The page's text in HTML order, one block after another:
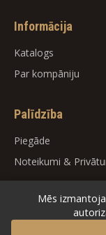
Informācija
Katalogs
Par kompāniju
Palīdzība
Piegāde
Noteikumi &
Mēs